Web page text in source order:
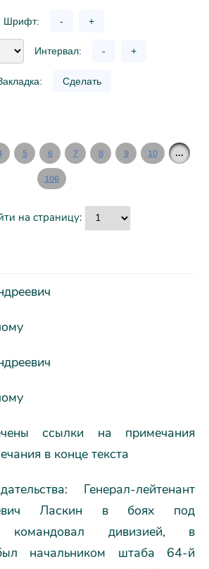
Шрифт: - +
Интервал: - +
Сделать
5 6 7 8 9 10 ...
106
на страницу:
ссылки на примечания
в конце текста
Генерал-лейтенант
Ласкин в боях под
командовал дивизией, в
начальником штаба 64-й